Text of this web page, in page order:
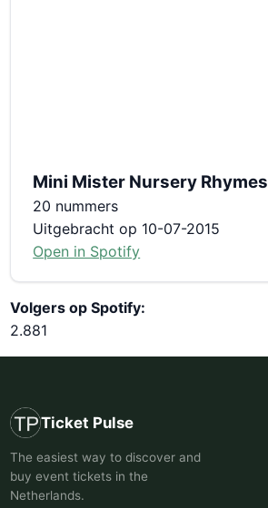
Mini Mister Nursery Rhymes
20 nummers
Uitgebracht op 10-07-2015
Open in Spotify
Volgers op Spotify:
2.881
Ticket Pulse
The easiest way to discover and
buy event tickets in the
Netherlands.